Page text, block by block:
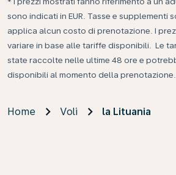
sono indicati in EUR. Tasse e supplementi
applica alcun costo di prenotazione. I
variare in base alle tariffe disponibili. Le
state raccolte nelle ultime 48 ore e
disponibili al momento della prenotazione.
Home Voli la Lituania